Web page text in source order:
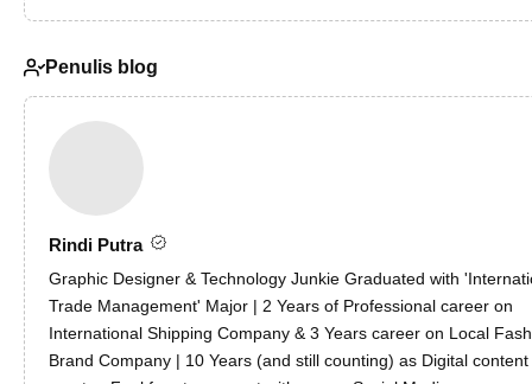
Penulis blog
Rindi Putra
Graphic Designer & Technology Junkie Graduated with
Trade Management' Major | 2 Years of Professional career on
International Shipping Company & 3 Years career on Local
Brand Company | 10 Years (and still counting) as Digital content